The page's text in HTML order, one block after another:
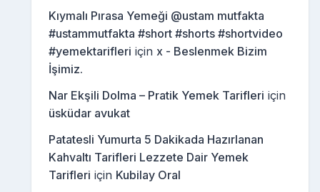
Kıymalı Pırasa Yemeği @ustam mutfakta
#ustammutfakta #short #shorts #shortvideo
#yemektarifleri için x - Beslenmek Bizim
İşimiz.
Nar Ekşili Dolma – Pratik Yemek Tarifleri için
üsküdar avukat
Patatesli Yumurta 5 Dakikada Hazırlanan
Kahvaltı Tarifleri Lezzete Dair Yemek
Tarifleri için Kubilay Oral